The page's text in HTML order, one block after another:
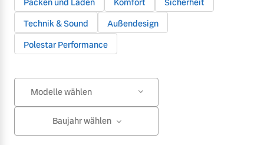
Packen und Laden Komfort
Sicherheit
Technik & Sound
Außendesign
Polestar Performance
Modelle wählen
Baujahr wählen